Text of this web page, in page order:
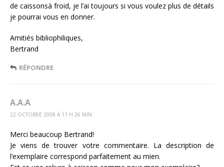
de caissonsà froid, je l’ai toujours si vous voulez plus de détails
je pourrai vous en donner.
Amitiés bibliophiliques,
Bertrand
RÉPONDRE
A.A.A
22 OCTOBRE 2008 Á 11 H 26 MIN
Merci beaucoup Bertrand!
Je viens de trouver votre commentaire. La description de
l’exemplaire correspond parfaitement au mien.